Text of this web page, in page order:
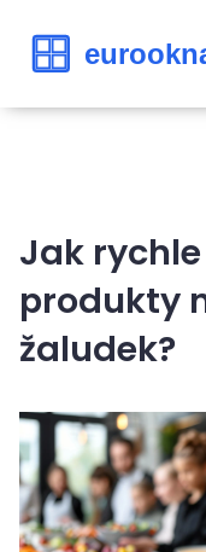
Jak
produkty
žaludek?